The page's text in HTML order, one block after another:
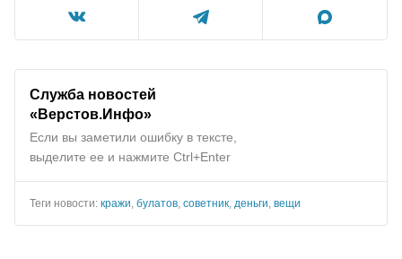
Служба новостей
«Верстов.Инфо»
Если вы заметили ошибку в тексте,
выделите ее и нажмите Ctrl+Enter
Теги новости: кражи булатов советник деньги вещи